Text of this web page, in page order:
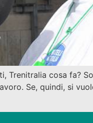
cosa fa?
Se, quindi, si